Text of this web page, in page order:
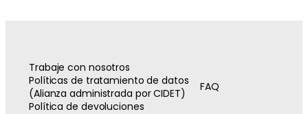
Trabaje con nosotros
Políticas de tratamiento de datos
(Alianza administrada por CIDET)
FAQ
Política de devoluciones